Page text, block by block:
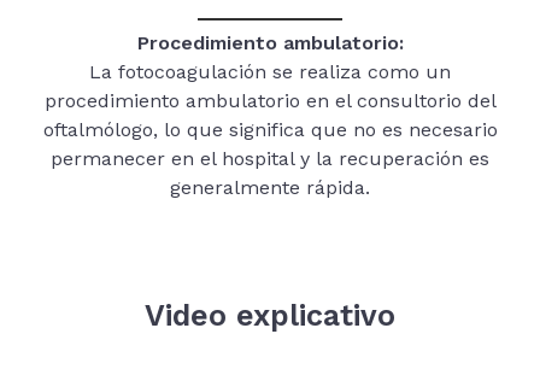
Procedimiento ambulatorio:
La fotocoagulación se realiza como un
procedimiento ambulatorio en el consultorio del
oftalmólogo, lo que significa que no es necesario
permanecer en el hospital y la recuperación es
generalmente rápida.
Video explicativo